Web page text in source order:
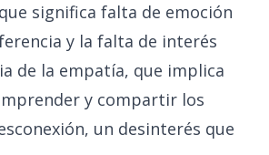
significa falta de emoción
y la falta de interés
de la empatía, que implica
y compartir los
un desinterés que